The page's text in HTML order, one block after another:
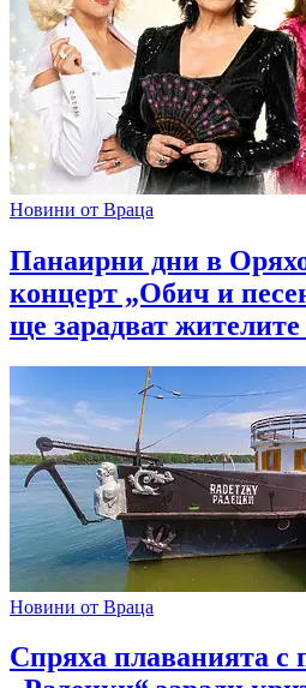
Новини от Враца
Панаирни дни в
концерт „Обич и
ще зарадват жителите
Новини от Враца
Спряха плаванията с